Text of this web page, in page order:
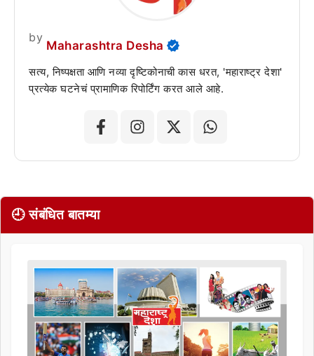
by
Maharashtra Desha
सत्य, निष्पक्षता आणि नव्या दृष्टिकोनाची कास धरत, 'महाराष्ट्र देशा'
प्रत्येक घटनेचं प्रामाणिक रिपोर्टिंग करत आले आहे.
🕘 संबंधित बातम्या